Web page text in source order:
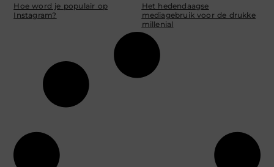
Hoe word je populair op
Instagram?
Het hedendaagse
mediagebruik voor de drukke
millenial